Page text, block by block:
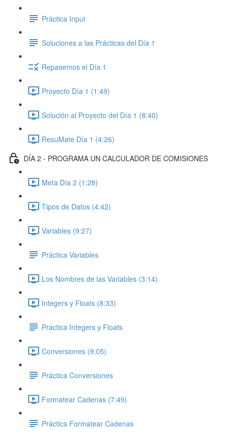
Práctica Input
Soluciones a las Prácticas del Día 1
Repasemos el Día 1
Proyecto Día 1 (1:49)
Solución al Proyecto del Día 1 (8:40)
ResuMate Día 1 (4:26)
DÍA 2 - PROGRAMA UN CALCULADOR DE COMISIONES
Meta Día 2 (1:28)
Tipos de Datos (4:42)
Variables (9:27)
Práctica Variables
Los Nombres de las Variables (3:14)
Integers y Floats (8:33)
Práctica Integers y Floats
Conversiones (9:05)
Práctica Conversiones
Formatear Cadenas (7:49)
Práctica Formatear Cadenas